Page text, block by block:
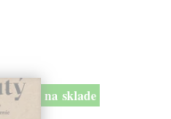
na sklade